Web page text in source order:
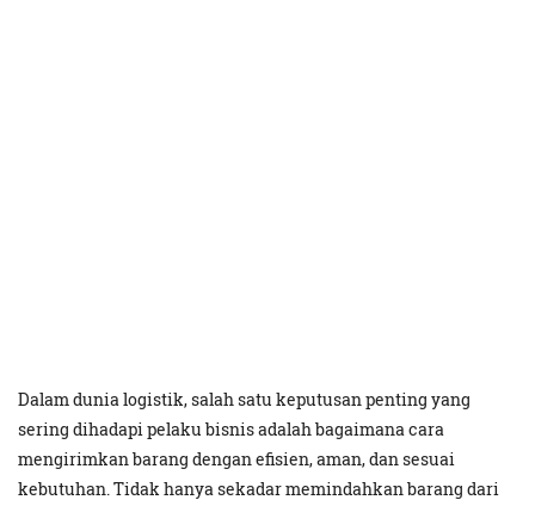
Dalam dunia logistik, salah satu keputusan penting yang
sering dihadapi pelaku bisnis adalah bagaimana cara
mengirimkan barang dengan efisien, aman, dan sesuai
kebutuhan. Tidak hanya sekadar memindahkan barang dari